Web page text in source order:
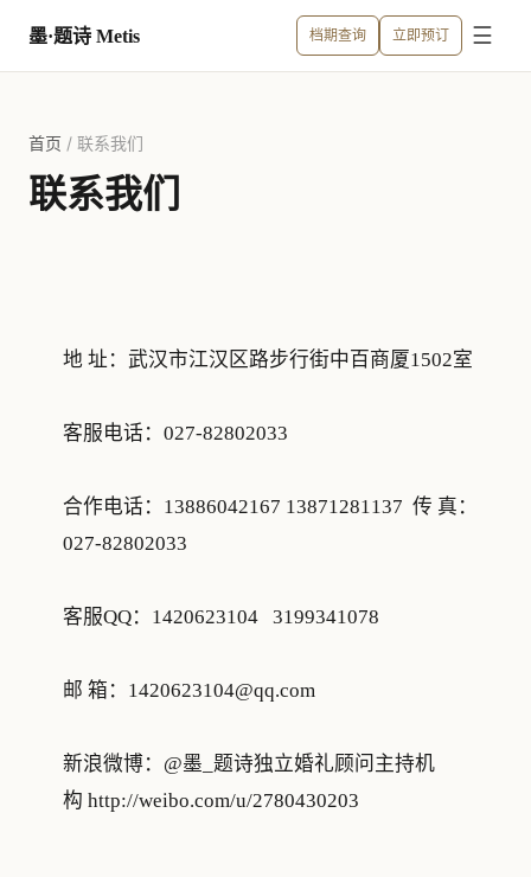
墨·题诗 Metis 档期查询 立即预订 ☰
首页 / 联系我们
联系我们
地 址：武汉市江汉区路步行街中百商厦1502室
客服电话：027-82802033
合作电话：13886042167 13871281137 传 真：
027-82802033
客服QQ：1420623104 3199341078
邮 箱： 1420623104@qq.com
新浪微博：@墨_题诗独立婚礼顾问主持机
构 http://weibo.com/u/2780430203